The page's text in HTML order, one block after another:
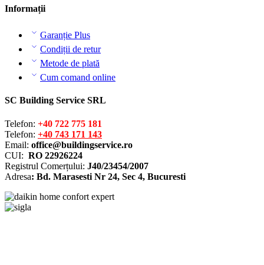
Informații
Garanție Plus
Condiții de retur
Metode de plată
Cum comand online
SC Building Service SRL
Telefon: +40 722 775 181
Telefon: +40 743 171 143
Email: office@buildingservice.ro
CUI: RO 22926224
Registrul Comerțului: J40/23454/2007
Adresa: Bd. Marasesti Nr 24, Sec 4, Bucuresti